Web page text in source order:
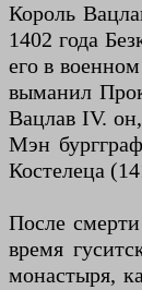
Король
1402 года
его в
выманил
Вацлав IV.
Мэн
Костелеца
После
время
монастыря,